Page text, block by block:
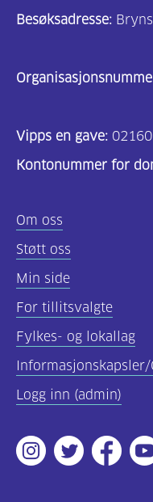
Besøksadresse:
Vipps en gave: 02160
Kontonummer for
Om oss
Støtt oss
Min side
For tillitsvalgte
Fylkes- og lokallag
Informasjonskapsler/
Logg inn (admin)
Instagram
TwitterFacebook